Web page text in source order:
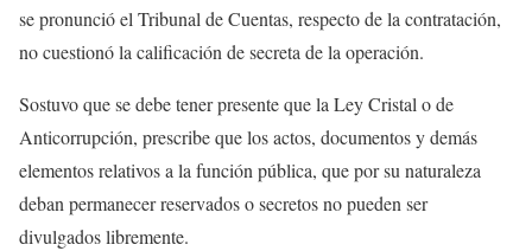
se pronunció el Tribunal de Cuentas, respecto de la contratación,
no cuestionó la calificación de secreta de la operación.
Sostuvo que se debe tener presente que la Ley Cristal o de
Anticorrupción, prescribe que los actos, documentos y demás
elementos relativos a la función pública, que por su naturaleza
deban permanecer reservados o secretos no pueden ser
divulgados libremente.